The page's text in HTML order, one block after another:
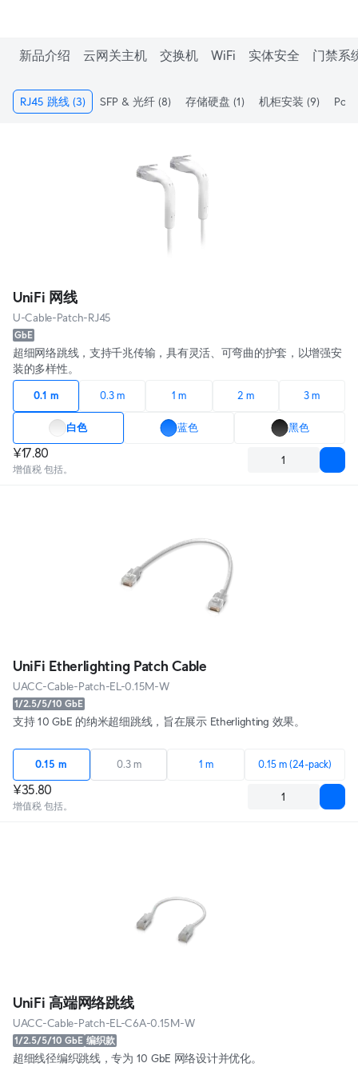
新品介绍 云网关主机 交换机 WiFi 实体安全 门禁系
RJ45 跳线 (3) SFP & 光纤 (8) 存储硬盘 (1) 机柜安装 (9) PoE
UniFi 网线
U-Cable-Patch-RJ45
GbE
超细网络跳线，支持千兆传输，具有灵活、可弯曲的护套，以增强安
装的多样性。
0.1 m 0.3 m 1 m 2 m 3 m
白色 蓝色 黑色
¥17.80
增值税 包括。
UniFi Etherlighting Patch Cable
UACC-Cable-Patch-EL-0.15M-W
1/2.5/5/10 GbE
支持 10 GbE 的纳米超细跳线，旨在展示 Etherlighting 效果。
0.15 m 0.3 m 1 m 0.15 m (24-pack)
¥35.80
增值税 包括。
UniFi 高端网络跳线
UACC-Cable-Patch-EL-C6A-0.15M-W
1/2.5/5/10 GbE 编织款
超细线径编织跳线，专为 10 GbE 网络设计并优化。